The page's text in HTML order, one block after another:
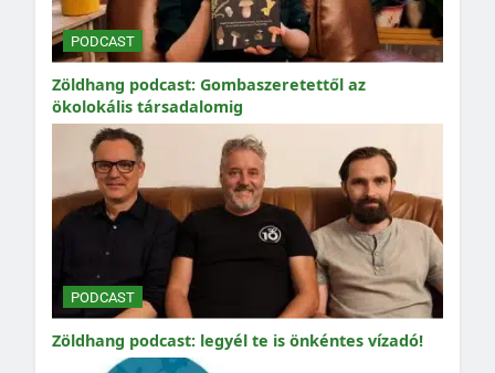
PODCAST
Zöldhang podcast: Gombaszeretettől az
ökolokális társadalomig
PODCAST
Zöldhang podcast: legyél te is önkéntes vízadó!